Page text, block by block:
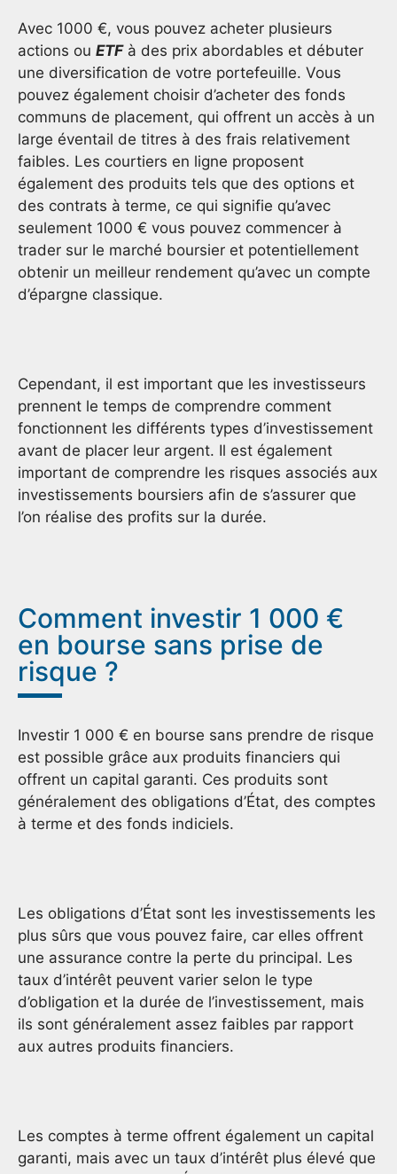
Avec 1000 €, vous pouvez acheter plusieurs
actions ou ETFà des prix abordables et débuter
une diversification de votre portefeuille. Vous
pouvez également choisir d’acheter des fonds
communs de placement, qui offrent un accès à un
large éventail de titres à des frais relativement
faibles. Les courtiers en ligne proposent
également des produits tels que des options et
des contrats à terme, ce qui signifie qu’avec
seulement 1000 € vous pouvez commencer à
trader sur le marché boursier et potentiellement
obtenir un meilleur rendement qu’avec un compte
d’épargne classique.
Cependant, il est important que les investisseurs
prennent le temps de comprendre comment
fonctionnent les différents types d’investissement
avant de placer leur argent. Il est également
important de comprendre les risques associés aux
investissements boursiers afin de s’assurer que
l’on réalise des profits sur la durée.
Comment investir 1 000 €
en bourse sans prise de
risque ?
Investir 1 000 € en bourse sans prendre de risque
est possible grâce aux produits financiers qui
offrent un capital garanti. Ces produits sont
généralement des obligations d’État, des comptes
à terme et des fonds indiciels.
Les obligations d’État sont les investissements les
plus sûrs que vous pouvez faire, car elles offrent
une assurance contre la perte du principal. Les
taux d’intérêt peuvent varier selon le type
d’obligation et la durée de l’investissement, mais
ils sont généralement assez faibles par rapport
aux autres produits financiers.
Les comptes à terme offrent également un capital
garanti, mais avec un taux d’intérêt plus élevé que